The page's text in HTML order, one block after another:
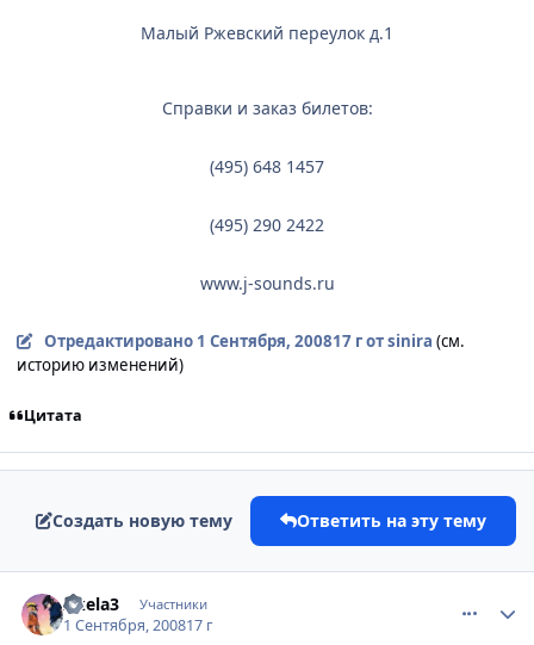
Малый Ржевский переулок д.1
Справки и заказ билетов:
(495) 648 1457
(495) 290 2422
www.j-sounds.ru
Отредактировано 1 Сентября, 200817 гот sinira (см.
историю изменений)
Цитата
Создать новую тему Ответить на эту тему
Akela3 Участники
1 Сентября, 200817 г